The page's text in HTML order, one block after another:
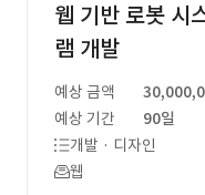
웹 기반 로봇 시
램 개발
예상 금액
예상 기간
90일
개발 · 디자인
웹